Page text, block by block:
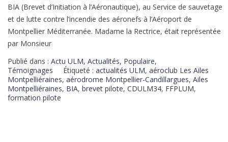
BIA (Brevet d’Initiation à l’Aéronautique), au Service de sauvetage
et de lutte contre l’incendie des aéronefs à l’Aéroport de
Montpellier Méditerranée. Madame la Rectrice, était représentée
par Monsieur
Publié dans : Actu ULM, Actualités, Populaire,
Témoignages
Étiqueté : actualités ULM, aéroclub Les Ailes
Montpelliéraines, aérodrome Montpellier-Candillargues, Ailes
Montpelliéraines, BIA, brevet pilote, CDULM34, FFPLUM,
formation pilote